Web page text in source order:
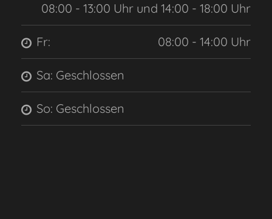
08:00 - 13:00 Uhr und 14:00 - 18:00 Uhr
Fr: 08:00 - 14:00 Uhr
Sa: Geschlossen
So: Geschlossen